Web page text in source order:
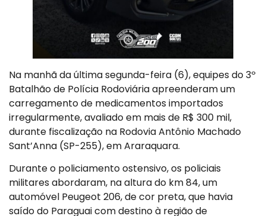
Na manhã da última segunda-feira (6), equipes do 3º
Batalhão de Polícia Rodoviária apreenderam um
carregamento de medicamentos importados
irregularmente, avaliado em mais de R$ 300 mil,
durante fiscalização na Rodovia Antônio Machado
Sant’Anna (SP-255), em Araraquara.
Durante o policiamento ostensivo, os policiais
militares abordaram, na altura do km 84, um
automóvel Peugeot 206, de cor preta, que havia
saído do Paraguai com destino à região de